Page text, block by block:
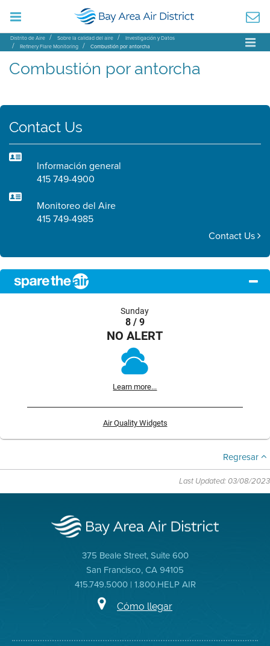
Distrito de Aire Sobre la calidad del aire
Investigación y Datos
Refinery Flare Monitoring
Combustión por antorcha
Combustión por antorcha
Contact Us
Información general
415 749-4900
Monitoreo del Aire
415 749-4985
Contact Us
Sunday
8 / 9
NO ALERT
Learn more...
Air Quality Widgets
Regresar
Last Updated: 03/08/2023
375 Beale Street, Suite 600
San Francisco, CA 94105
415.749.5000 | 1.800.HELP AIR
Cómo llegar